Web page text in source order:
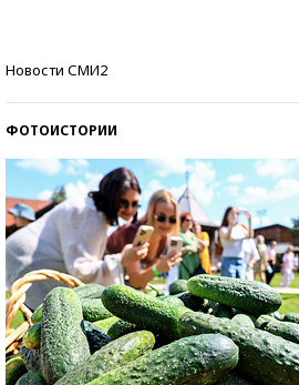
Новости СМИ2
ФОТОИСТОРИИ